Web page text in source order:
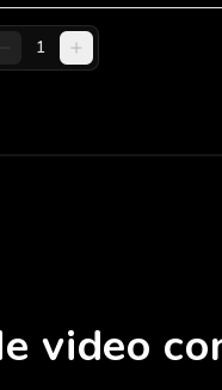
1
video